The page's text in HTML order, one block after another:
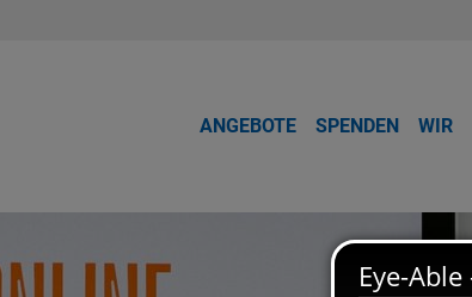
ANGEBOTE SPENDEN WIR